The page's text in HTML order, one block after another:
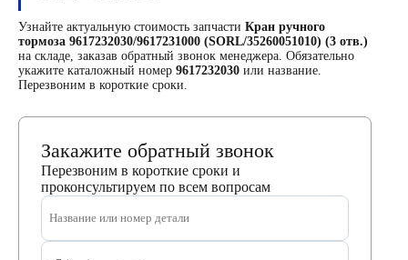
Узнайте актуальную стоимость запчасти Кран ручного
тормоза 9617232030/9617231000 (SORL/35260051010) (3 отв.)
на складе, заказав обратный звонок менеджера. Обязательно
укажите каталожный номер 9617232030 или название.
Перезвоним в короткие сроки.
Закажите обратный звонок
Перезвоним в короткие сроки и
проконсультируем по всем вопросам